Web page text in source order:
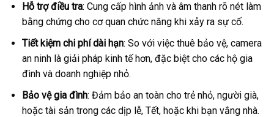
Hỗ trợ điều tra: Cung cấp hình ảnh và âm thanh rõ nét làm
bằng chứng cho cơ quan chức năng khi xảy ra sự cố.
Tiết kiệm chi phí dài hạn: So với việc thuê bảo vệ, camera
an ninh là giải pháp kinh tế hơn, đặc biệt cho các hộ gia
đình và doanh nghiệp nhỏ.
Bảo vệ gia đình: Đảm bảo an toàn cho trẻ nhỏ, người già,
hoặc tài sản trong các dịp lễ, Tết, hoặc khi bạn vắng nhà.